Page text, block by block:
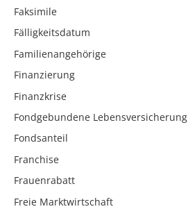
Faksimile
Fälligkeitsdatum
Familienangehörige
Finanzierung
Finanzkrise
Fondgebundene Lebensversicherung
Fondsanteil
Franchise
Frauenrabatt
Freie Marktwirtschaft